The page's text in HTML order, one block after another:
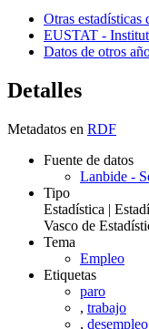
Otras estadísticas
EUSTAT -
Datos de otros
Detalles
Metadatos en RDF
Fuente de datos
Lanbide -
Tipo
Estadística |
Vasco de
Tema
Empleo
Etiquetas
paro
, trabajo
, desempleo